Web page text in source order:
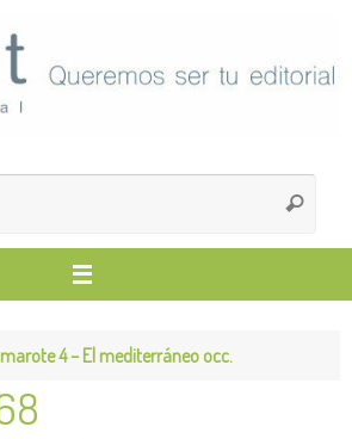
Buscar
4 – El mediterráneo occ.